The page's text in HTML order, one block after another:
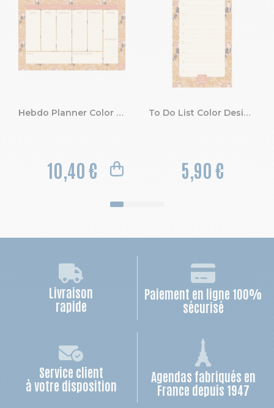
Hebdo Planner Color Design Toucan 26.5 x 18 cm.
10,40 €
To Do List Color Design 10 x 18 cm.
5,90 €
Livraison
rapide
Paiement en ligne 100%
sécurisé
Service client
à votre disposition
Agendas fabriqués en
France depuis 1947